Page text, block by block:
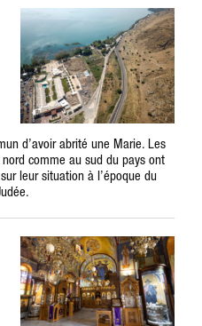
d’avoir abrité une Marie. Les
comme au sud du pays ont
leur situation à l’époque du